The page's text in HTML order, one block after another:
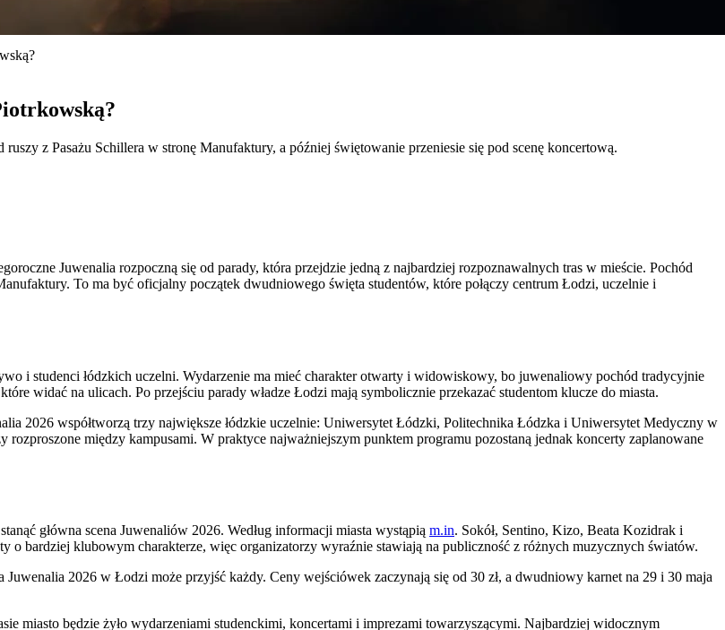
z Pasażu Schillera w stronę Manufaktury, a później świętowanie przeniesie się pod scenę koncertową.
Juwenalia rozpoczną się od parady, która przejdzie jedną z najbardziej rozpoznawalnych tras w mieście. Pochód
To ma być oficjalny początek dwudniowego święta studentów, które połączy centrum Łodzi, uczelnie i
i studenci łódzkich uczelni. Wydarzenie ma mieć charakter otwarty i widowiskowy, bo juwenaliowy pochód tradycyjnie
widać na ulicach. Po przejściu parady władze Łodzi mają symbolicznie przekazać studentom klucze do miasta.
2026 współtworzą trzy największe łódzkie uczelnie: Uniwersytet Łódzki, Politechnika Łódzka i Uniwersytet Medyczny w
między kampusami. W praktyce najważniejszym punktem programu pozostaną jednak koncerty zaplanowane
główna scena Juwenaliów 2026. Według informacji miasta wystąpią m.in. Sokół, Sentino, Kizo, Beata Kozidrak i
bardziej klubowym charakterze, więc organizatorzy wyraźnie stawiają na publiczność z różnych muzycznych światów.
2026 w Łodzi może przyjść każdy. Ceny wejściówek zaczynają się od 30 zł, a dwudniowy karnet na 29 i 30 maja
miasto będzie żyło wydarzeniami studenckimi, koncertami i imprezami towarzyszącymi. Najbardziej widocznym